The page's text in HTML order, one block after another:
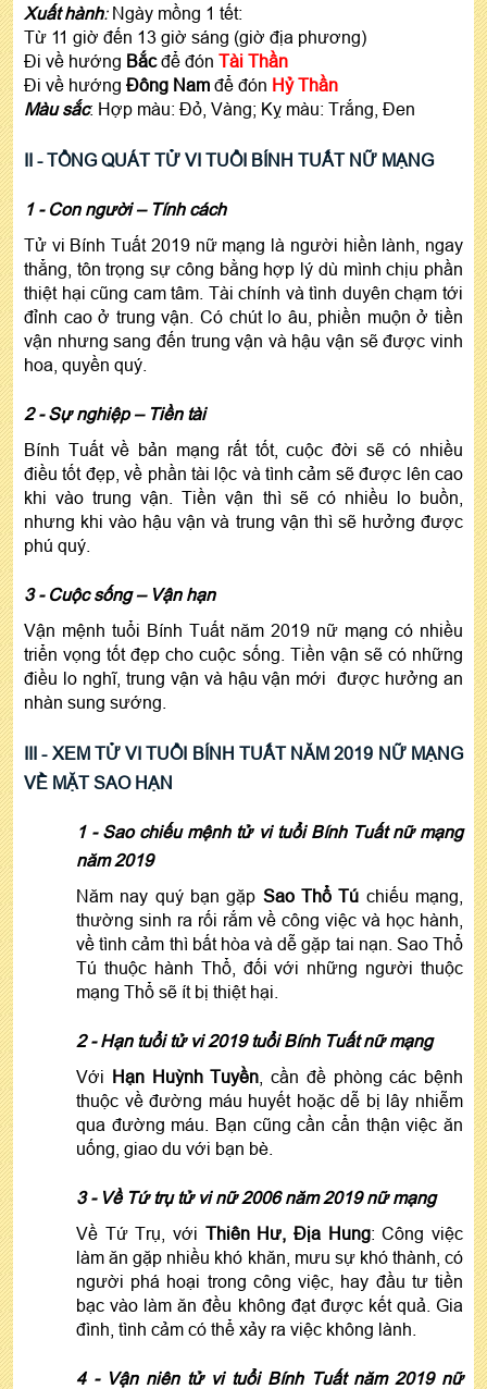
Xuất hành:Ngày mồng 1 tết:
Từ 11 giờ đến 13 giờ sáng (giờ địa phương)
Đi về hướng Bắcđể đón Tài Thần
Đi về hướng Đông Nam để đón Hỷ Thần
Màu sắc: Hợp màu: Đỏ, Vàng; Kỵ màu: Trắng, Đen
II - TỔNGQUÁT TỬ VI TUỔI BÍNH TUẤT NỮ MẠNG
1 - Con người – Tính cách
Tử vi Bính Tuất 2019 nữ mạng là người hiền lành, ngay
thẳng, tôn trọng sự công bằng hợp lý dù mình chịu phần
thiệt hại cũng cam tâm. Tài chính và tình duyên chạm tới
đỉnh cao ở trung vận. Có chút lo âu, phiền muộn ở tiền
vận nhưng sang đến trung vận và hậu vận sẽ được vinh
hoa, quyền quý.
2 - Sự nghiệp – Tiền tài
Bính Tuất về bản mạng rất tốt, cuộc đời sẽ có nhiều
điều tốt đẹp, về phần tài lộc và tình cảm sẽ được lên cao
khi vào trung vận. Tiền vận thì sẽ có nhiều lo buồn,
nhưng khi vào hậu vận và trung vận thì sẽ hưởng được
phú quý.
3 - Cuộc sống – Vận hạn
Vận mệnh tuổi Bính Tuất năm 2019 nữ mạng có nhiều
triển vọng tốt đẹp cho cuộc sống. Tiền vận sẽ có những
điều lo nghĩ, trung vận và hậu vận mới được hưởng an
nhàn sung sướng.
III - XEM TỬ VI TUỔI BÍNH TUẤT NĂM 2019 NỮ MẠNG
VỀ MẶT SAO HẠN
1 - Sao chiếu mệnh tử vi tuổi Bính Tuất nữ mạng
năm 2019
Năm nay quý bạn gặp Sao Thổ Tú chiếu mạng,
thường sinh ra rối rắm về công việc và học hành,
về tình cảm thì bất hòa và dễ gặp tai nạn. Sao Thổ
Tú thuộc hành Thổ, đối với những người thuộc
mạng Thổ sẽ ít bị thiệt hại.
2 - Hạn tuổi tử vi 2019 tuổi Bính Tuất nữ mạng
Với Hạn Huỳnh Tuyền , cần đề phòng các bệnh
thuộc về đường máu huyết hoặc dễ bị lây nhiễm
qua đường máu. Bạn cũng cần cẩn thận việc ăn
uống, giao du với bạn bè.
3 - Về Tứ trụ tử vi nữ 2006 năm 2019 nữ mạng
Về Tứ Trụ, với Thiên Hư, Địa Hung: Công việc
làm ăn gặp nhiều khó khăn, mưu sự khó thành, có
người phá hoại trong công việc, hay đầu tư tiền
bạc vào làm ăn đều không đạt được kết quả. Gia
đình, tình cảm có thể xảy ra việc không lành.
4 - Vận niên tử vi tuổi Bính Tuất năm 2019 nữ